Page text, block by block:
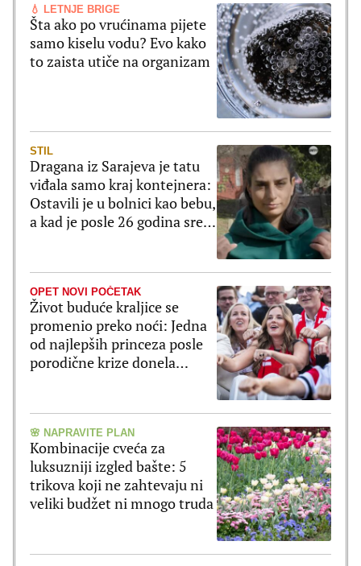
💧 LETNJE BRIGE
Šta ako po vrućinama pijete
samo kiselu vodu? Evo kako
to zaista utiče na organizam
STIL
Dragana iz Sarajeva je tatu
viđala samo kraj kontejnera:
Ostavili je u bolnici kao bebu,
a kad je posle 26 godina srela
OPET NOVI POČETAK
Život buduće kraljice se
promenio preko noći: Jedna
od najlepših princeza posle
porodične krize donela
🌸 NAPRAVITE PLAN
Kombinacije cveća za
luksuzniji izgled bašte: 5
trikova koji ne zahtevaju ni
veliki budžet ni mnogo truda